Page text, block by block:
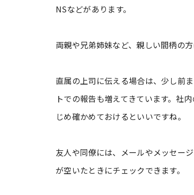
NSなどがあります。
両親や兄弟姉妹など、親しい間柄の
直属の上司に伝える場合は、少し前
トでの報告も増えてきています。社
じめ確かめておけるといいですね。
友人や同僚には、メールやメッセー
が空いたときにチェックできます。